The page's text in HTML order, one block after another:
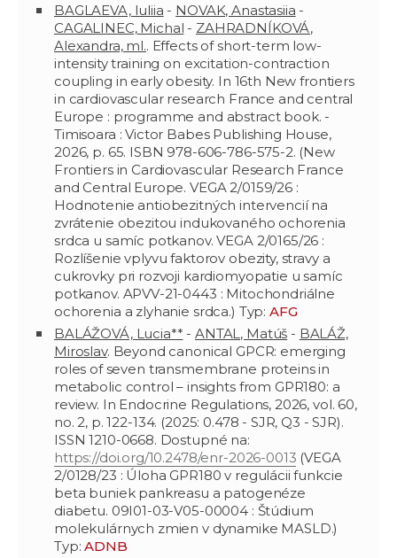
BAGLAEVA, Iuliia - NOVAK, Anastasiia -
CAGALINEC, Michal - ZAHRADNÍKOVÁ,
Alexandra, ml.. Effects of short-term low-
intensity training on excitation-contraction
coupling in early obesity. In 16th New frontiers
in cardiovascular research France and central
Europe : programme and abstract book. -
Timisoara : Victor Babes Publishing House,
2026, p. 65. ISBN 978-606-786-575-2. (New
Frontiers in Cardiovascular Research France
and Central Europe. VEGA 2/0159/26 :
Hodnotenie antiobezitných intervencií na
zvrátenie obezitou indukovaného ochorenia
srdca u samíc potkanov. VEGA 2/0165/26 :
Rozlíšenie vplyvu faktorov obezity, stravy a
cukrovky pri rozvoji kardiomyopatie u samíc
potkanov. APVV-21-0443 : Mitochondriálne
ochorenia a zlyhanie srdca.) Typ: AFG
BALÁŽOVÁ, Lucia** -ANTAL, Matúš - BALÁŽ,
Miroslav. Beyond canonical GPCR: emerging
roles of seven transmembrane proteins in
metabolic control – insights from GPR180: a
review. In Endocrine Regulations, 2026, vol. 60,
no. 2, p. 122-134. (2025: 0.478 - SJR, Q3 - SJR).
ISSN 1210-0668. Dostupné na:
https://doi.org/10.2478/enr-2026-0013 (VEGA
2/0128/23 : Úloha GPR180 v regulácii funkcie
beta buniek pankreasu a patogenéze
diabetu. 09I01-03-V05-00004 : Štúdium
molekulárnych zmien v dynamike MASLD.)
Typ:ADNB